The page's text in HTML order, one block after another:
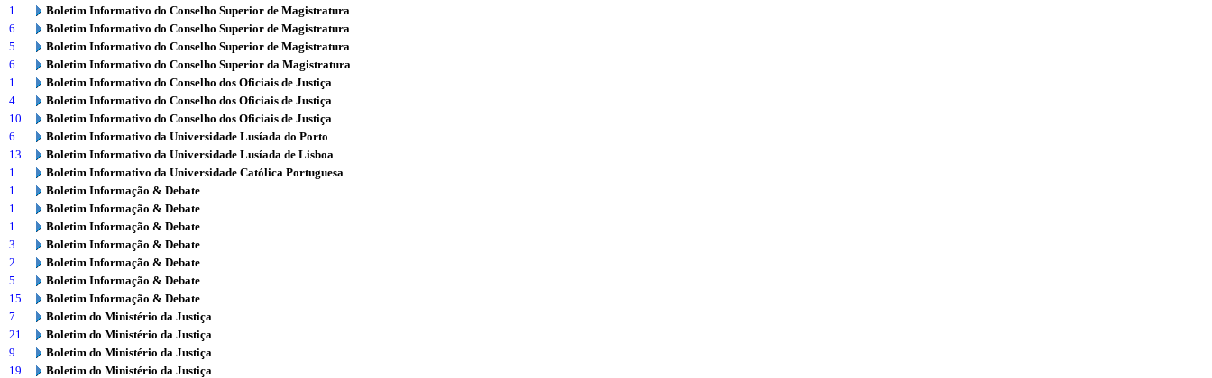
1
Boletim Informativo do Conselho Superior de Magistratura
6
Boletim Informativo do Conselho Superior de Magistratura
5
Boletim Informativo do Conselho Superior de Magistratura
6
Boletim Informativo do Conselho Superior da Magistratura
1
Boletim Informativo do Conselho dos Oficiais de Justiça
4
Boletim Informativo do Conselho dos Oficiais de Justiça
10
Boletim Informativo do Conselho dos Oficiais de Justiça
6
Boletim Informativo da Universidade Lusíada do Porto
13
Boletim Informativo da Universidade Lusíada de Lisboa
1
Boletim Informativo da Universidade Católica Portuguesa
1
Boletim Informação & Debate
1
Boletim Informação & Debate
1
Boletim Informação & Debate
3
Boletim Informação & Debate
2
Boletim Informação & Debate
5
Boletim Informação & Debate
15
Boletim Informação & Debate
7
Boletim do Ministério da Justiça
21
Boletim do Ministério da Justiça
9
Boletim do Ministério da Justiça
19
Boletim do Ministério da Justiça